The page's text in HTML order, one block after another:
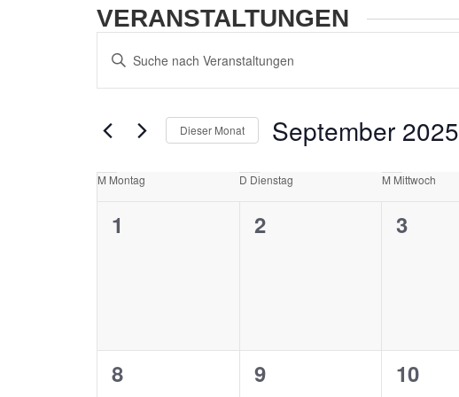
VERANSTALTUNGEN
SUCHE
UND
ANSICHTEN,
NAVIGATION
Bitte
Schlüsselwort
eingeben.
nach
Veranstaltungen
Dieser Monat September 2025
KALENDER
VERANSTALTUNGEN
M Montag D Dienstag M Mittwoch
0
1
0
2
0
3
0
8
0
9
0
10